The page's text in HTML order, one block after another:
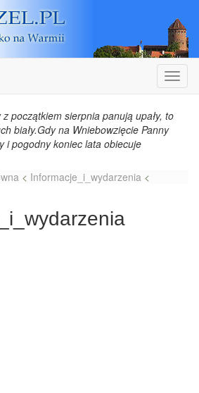
z początkiem sierpnia panują upały, to
biały.Gdy na Wniebowzięcie Panny
i pogodny koniec lata obiecuje
< Informacje_i_wydarzenia <